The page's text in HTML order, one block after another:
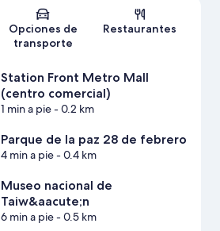
Opciones de
transporte
Restaurantes
Station Front Metro Mall
(centro comercial)
1 min a pie- 0.2 km
Parque de la paz 28 de febrero
4 min a pie- 0.4 km
Museo nacional de
Taiw&aacute;n
6 min a pie- 0.5 km